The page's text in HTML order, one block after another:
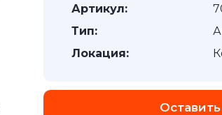
Артикул:
Тип:
Локация: